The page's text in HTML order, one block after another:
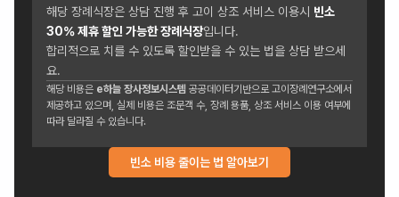
해당 장례식장은 상담 진행 후 고이 상조 서비스 이용시 빈소
30% 제휴 할인 가능한 장례식장입니다.
합리적으로 치를 수 있도록 할인받을 수 있는 법을 상담 받으세
요.
해당 비용은 e하늘 장사정보시스템 공공데이터기반으로 고이장례연구소에서
제공하고 있으며, 실제 비용은 조문객 수, 장례 용품, 상조 서비스 이용 여부에
따라 달라질 수 있습니다.
빈소 비용 줄이는 법 알아보기